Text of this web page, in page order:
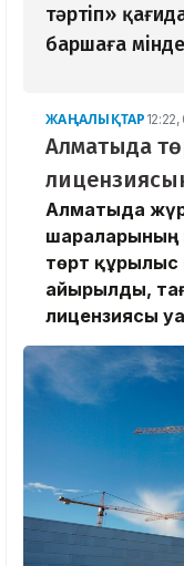
тәртіп»
баршаға
ЖАҢАЛЫҚТАР
Алматыда
Алматыда
төрт құрылыс
айырылды,
лицензиясы